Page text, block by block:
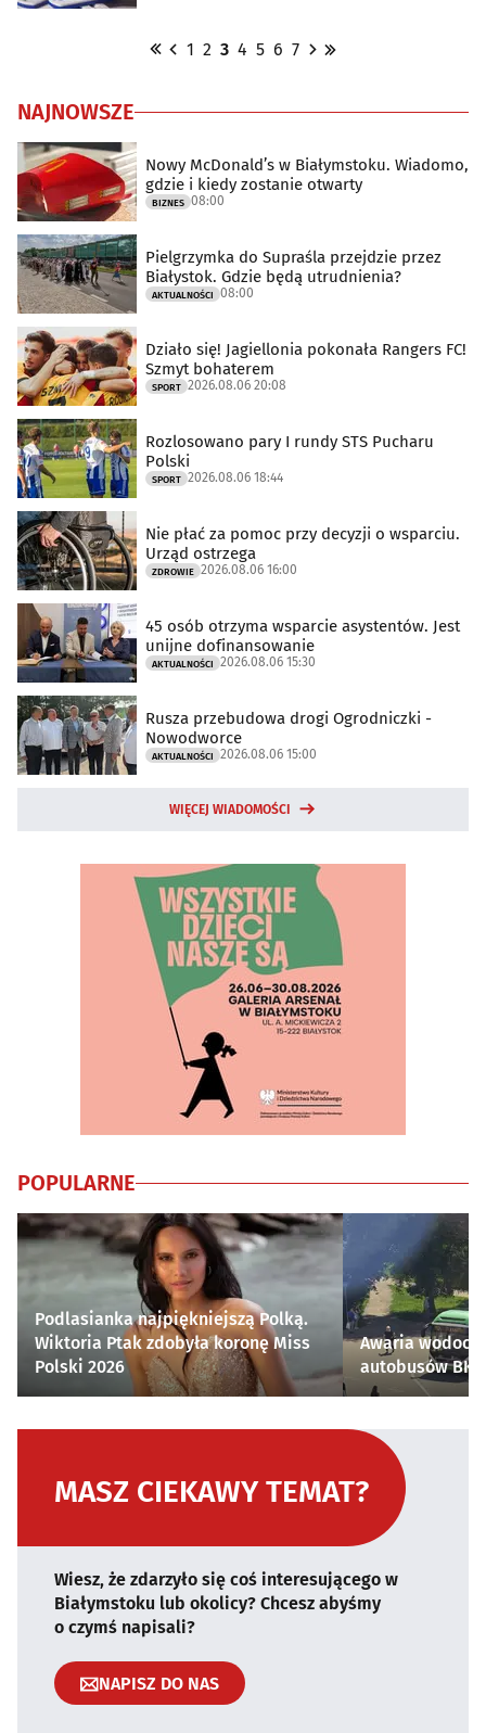
1 2 3 4 5 6 7
NAJNOWSZE
Nowy McDonald’s w Białymstoku. Wiadomo,
gdzie i kiedy zostanie otwarty
BIZNES 08:00
Pielgrzymka do Supraśla przejdzie przez
Białystok. Gdzie będą utrudnienia?
AKTUALNOŚCI 08:00
Działo się! Jagiellonia pokonała Rangers FC!
Szmyt bohaterem
SPORT 2026.08.06 20:08
Rozlosowano pary I rundy STS Pucharu
Polski
SPORT 2026.08.06 18:44
Nie płać za pomoc przy decyzji o wsparciu.
Urząd ostrzega
ZDROWIE 2026.08.06 16:00
45 osób otrzyma wsparcie asystentów. Jest
unijne dofinansowanie
AKTUALNOŚCI 2026.08.06 15:30
Rusza przebudowa drogi Ogrodniczki -
Nowodworce
AKTUALNOŚCI 2026.08.06 15:00
WIĘCEJ WIADOMOŚCI
POPULARNE
Podlasianka najpiękniejszą Polką.
Wiktoria Ptak zdobyła koronę Miss
Polski 2026
Awaria
autobusów
MASZ CIEKAWY TEMAT?
Wiesz, że zdarzyło się coś interesującego w
Białymstoku lub okolicy? Chcesz abyśmy
o czymś napisali?
NAPISZ DO NAS